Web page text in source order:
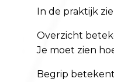
In de praktijk
Overzicht
Je moet zien
Begrip betekent